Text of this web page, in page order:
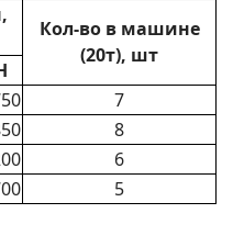
Кол-во в машине
(20т), шт
7
8
6
5